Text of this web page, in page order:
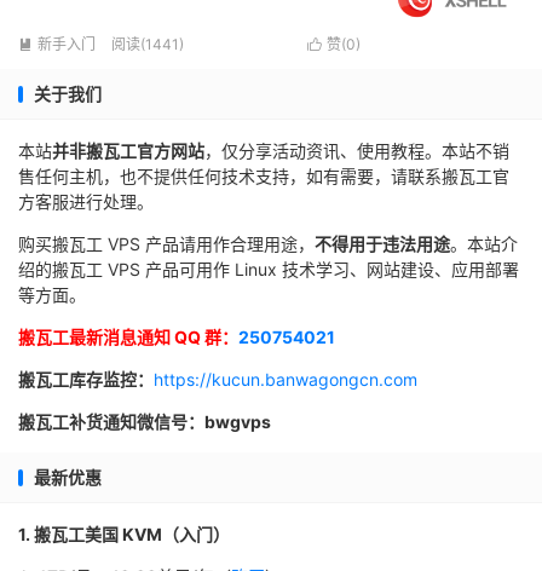
 新手入门 阅读(1441)  赞(0)
关于我们
本站并非搬瓦工官方网站，仅分享活动资讯、使用教程。本站不销
售任何主机，也不提供任何技术支持，如有需要，请联系搬瓦工官
方客服进行处理。
购买搬瓦工 VPS 产品请用作合理用途， 不得用于违法用途。本站介
绍的搬瓦工 VPS 产品可用作 Linux 技术学习、网站建设、应用部署
等方面。
搬瓦工最新消息通知 QQ 群： 250754021
搬瓦工库存监控： https://kucun.banwagongcn.com
搬瓦工补货通知微信号：bwgvps
最新优惠
1. 搬瓦工美国 KVM（入门）